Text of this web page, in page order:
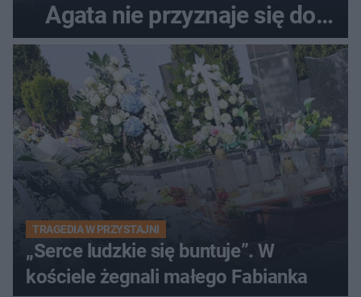
Agata nie przyznaje się do
winy
TRAGEDIA W PRZYSTAJNI
„Serce ludzkie się buntuje”. W
kościele żegnali małego Fabianka